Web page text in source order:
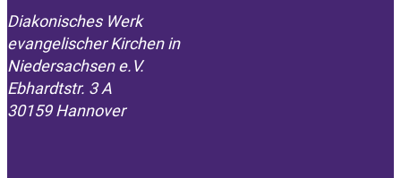
Diakonisches Werk
evangelischer Kirchen in
­Niedersachsen e.V.
Ebhardtstr. 3 A
30159 Hannover